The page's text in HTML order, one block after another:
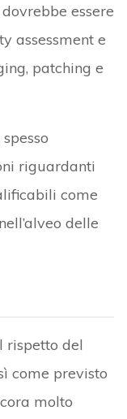
essere
assessment e
patching e
riguardanti
come
delle
rispetto del
come previsto
molto